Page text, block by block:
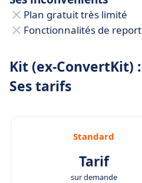
et pages d’atterrissage
maximiser les
base d’abonnés
Pensé pour les
storytellers, l’éditeur
Plan gratuit très limité
Fonctionnalités de
Kit (ex-ConvertKit) :
Ses tarifs
Standard
Tarif
sur demande